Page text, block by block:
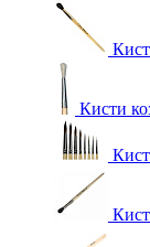
Кисти